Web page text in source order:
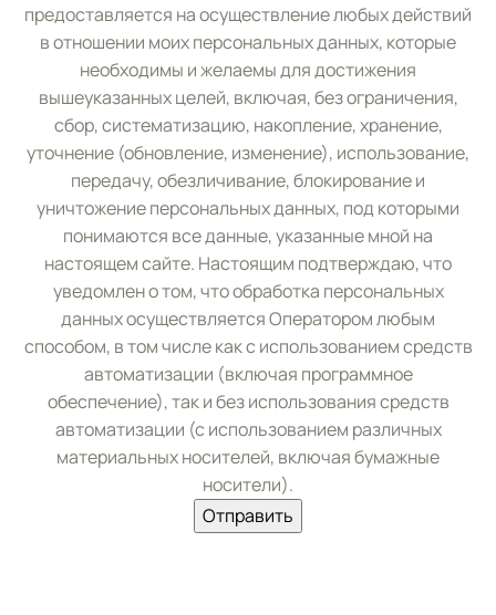
предоставляется на осуществление любых действий
в отношении моих персональных данных, которые
необходимы и желаемы для достижения
вышеуказанных целей, включая, без ограничения,
сбор, систематизацию, накопление, хранение,
уточнение (обновление, изменение), использование,
передачу, обезличивание, блокирование и
уничтожение персональных данных, под которыми
понимаются все данные, указанные мной на
настоящем сайте. Настоящим подтверждаю, что
уведомлен о том, что обработка персональных
данных осуществляется Оператором любым
способом, в том числе как с использованием средств
автоматизации (включая программное
обеспечение), так и без использования средств
автоматизации (с использованием различных
материальных носителей, включая бумажные
носители).
Отправить